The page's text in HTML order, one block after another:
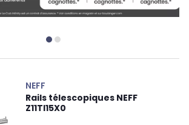
NEFF
Rails télescopiques NEFF
Z11TI15X0